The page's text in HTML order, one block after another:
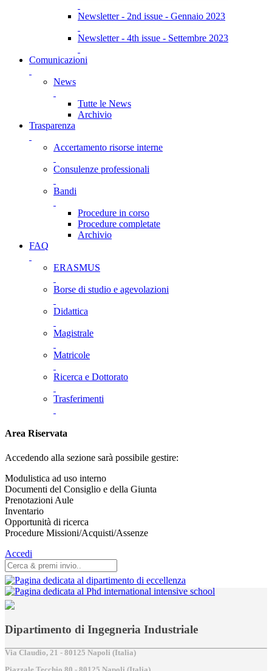
Newsletter - 2nd issue - Gennaio 2023
Newsletter - 4th issue - Settembre 2023
Comunicazioni
News
Tutte le News
Archivio
Trasparenza
Accertamento risorse interne
Consulenze professionali
Bandi
Procedure in corso
Procedure completate
Archivio
FAQ
ERASMUS
Borse di studio e agevolazioni
Didattica
Magistrale
Matricole
Ricerca e Dottorato
Trasferimenti
Area Riservata
Accedendo alla sezione sarà possibile gestire:
Modulistica ad uso interno
Documenti del Consiglio e della Giunta
Prenotazioni Aule
Inventario
Opportunità di ricerca
Procedure Missioni/Acquisti/Assenze
Accedi
Dipartimento di Ingegneria Industriale
Via Claudio, 21 - 80125 Napoli (Italia)